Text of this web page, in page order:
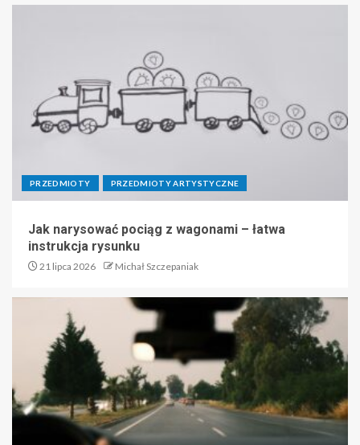
PRZEDMIOTY PRZEDMIOTY ARTYSTYCZNE
Jak narysować pociąg z wagonami – łatwa
instrukcja rysunku
21 lipca 2026 Michał Szczepaniak